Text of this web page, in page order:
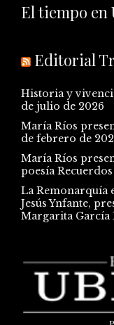
El tiempo en
Editorial
Historia y
de julio de 2026
María Ríos
de febrero de
María Ríos
poesía Recuerdos
La Remonarquía
Jesús Ynfante,
Margarita García